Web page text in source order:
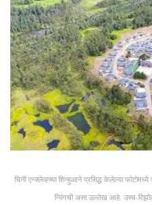
चिनी एन्क्लेव्हच्या शिन्हुआने प्रसिद्ध केलेल्या
न्यिंगची असा उल्लेख आहे. उच्च-